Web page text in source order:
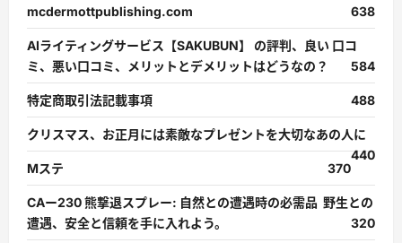
mcdermottpublishing.com 638
AIライティングサービス【SAKUBUN】 の評判、良い 口コ
ミ、悪い口コミ、メリットとデメリットはどうなの？
584
特定商取引法記載事項 488
クリスマス、お正月には素敵なプレゼントを大切なあの人に
440
Mステ
370
CAー230 熊撃退スプレー: 自然との遭遇時の必需品 野生との
遭遇、安全と信頼を手に入れよう。
320